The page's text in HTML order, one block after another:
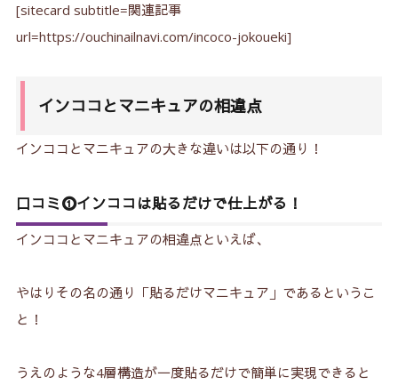
[sitecard subtitle=関連記事
url=https://ouchinailnavi.com/incoco-jokoueki]
インココとマニキュアの相違点
インココとマニキュアの大きな違いは以下の通り！
口コミ⓵インココは貼るだけで仕上がる！
インココとマニキュアの相違点といえば、
やはりその名の通り「貼るだけマニキュア」であるというこ
と！
うえのような4層構造が一度貼るだけで簡単に実現できると